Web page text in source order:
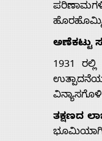
ಅಣೆಕಟ್ಟು
1931
ತಕ್ಷಣದ
ಭೂಮಿಯಾಗಿ